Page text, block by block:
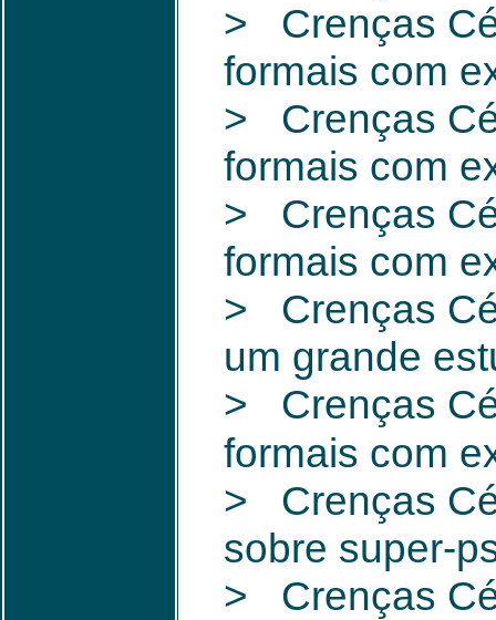
> Crenças
formais com
> Crenças
formais com
> Crenças
formais com
> Crenças
um grande
> Crenças
formais com
> Crenças
sobre super-
> Crenças